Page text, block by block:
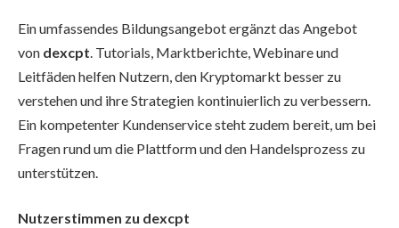
Ein umfassendes Bildungsangebot ergänzt das Angebot
von dexcpt . Tutorials, Marktberichte, Webinare und
Leitfäden helfen Nutzern, den Kryptomarkt besser zu
verstehen und ihre Strategien kontinuierlich zu verbessern.
Ein kompetenter Kundenservice steht zudem bereit, um bei
Fragen rund um die Plattform und den Handelsprozess zu
unterstützen.
Nutzerstimmen zu dexcpt